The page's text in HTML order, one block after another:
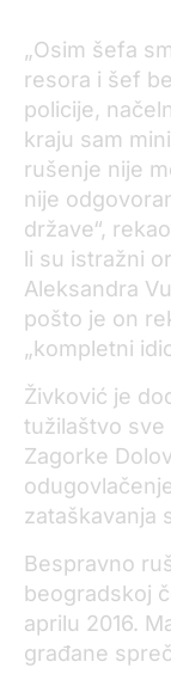
„Osim šefa
resora i šef
policije,
kraju sam
rušenje nije
nije
države“,
li su istražni
Aleksandra
pošto je on
„kompletni
Živković je
tužilaštvo sve
Zagorke
zataškavanja
Bespravno
beogradskoj
aprilu 2016.
građane